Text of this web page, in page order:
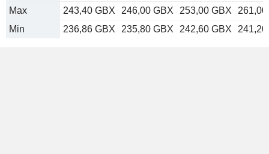
Max
243,40 GBX 246,00 GBX 253,00 GBX
Min
236,86 GBX 235,80 GBX 242,60 GBX